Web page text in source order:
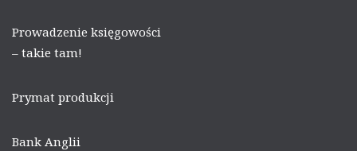
Prowadzenie księgowości
– takie tam!
Prymat produkcji
Bank Anglii